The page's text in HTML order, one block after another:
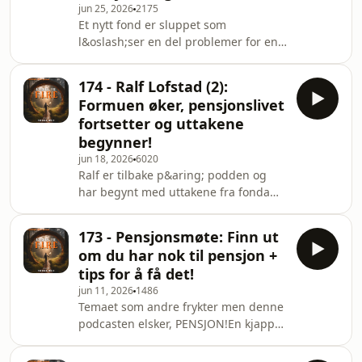
p&aring;? Press play! Relevante
episoder:005 - 4% regelen: Hvor mye
m&aring; du investere for &aring;
leve av det?174 - Ralf Lofstad (2):
Formuen &oslash;ker, pensjonslivet
jun 25, 20262175
Et nytt fond er sluppet som
l&oslash;ser en del problemer for en
fondet, globale fond generelt med
sammenligninger. Det er ogs&aring;
et nytt studie om en ny allokering for
&aring; redusere
sekvensrisikoH&oslash;res det
spennende ut? Sjekk ut dagens
episode!Hva er det du venter
p&aring;? Press play! Relevante
episoder:005 - 4
174 - Ralf Lofstad (2):
Formuen øker, pensjonslivet
fortsetter og uttakene
begynner!
jun 18, 20266020
Ralf er tilbake p&aring; podden og
har begynt med uttakene fra fonda
g&aring;r i flere
rettninger.H&oslash;res det
spennende ut? Press play! Se
samtalen p&aring; YouTube (kommer)
Gjestens sosiale medier:Instagram:
@rlofstad&nbsp;Facebook: Ralf
LofstadX / Twitter: Ralf Lofstad
173 - Pensjonsmøte: Finn ut
om du har nok til pensjon +
tips for å få det!
jun 11, 2026 1486
Temaet som andre frykter men denne
podcasten elsker, PENSJON!En kjapp